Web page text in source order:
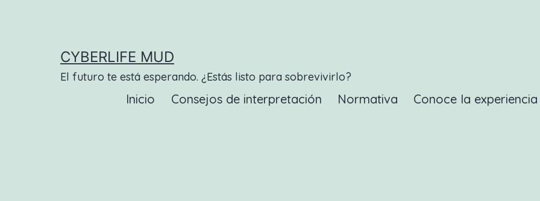
CYBERLIFE MUD
El futuro te está esperando. ¿Estás listo para sobrevivirlo?
Inicio Consejos de interpretación Normativa Conoce la